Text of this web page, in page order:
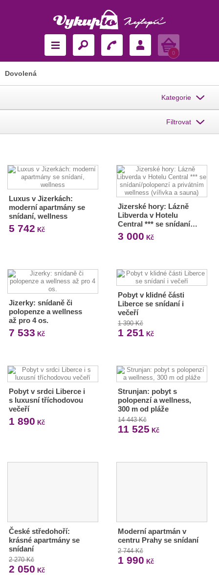
Košík
0
Dovolená
Kategorie
Filtrovat
Luxus v Jizerkách:
moderní apartmány se
snídaní, wellness
5 742 Kč
Jizerské hory: Lázně
Libverda v Hotelu
Central *** se snídaní…
3 000 Kč
Jizerky: snídaně či
polopenze a wellness
až pro 4 os.
7 533 Kč
Pobyt v klidné části
Liberce se snídaní i
večeří
1 390 Kč
1 251 Kč
Pobyt v srdci Liberce i
s luxusní tříchodovou
večeří
1 890 Kč
Strunjan: pobyt s
polopenzí a wellness,
300 m od pláže
14 443 Kč
11 525 Kč
České středohoří:
krásné apartmány se
snídaní
2 270 Kč
2 050 Kč
Moderní apartmán v
centru Prahy se snídaní
2 744 Kč
1 990 Kč